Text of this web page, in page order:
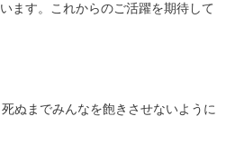
ます。これからのご活躍を期待して
ぬまでみんなを飽きさせないように